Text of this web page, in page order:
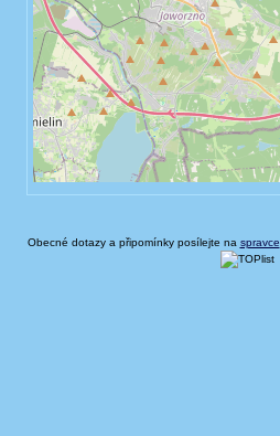
Obecné dotazy a připomínky posílejte na spravce